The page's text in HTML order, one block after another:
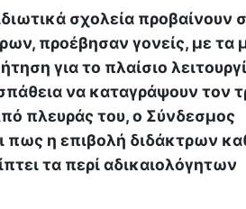
σχολεία προβαίνουν
προέβησαν γονείς, με τα
για το πλαίσιο
να καταγράψουν τον
πλευράς του, ο Σύνδεσμος
πως η επιβολή διδάκτρων
τα περί αδικαιολόγητων